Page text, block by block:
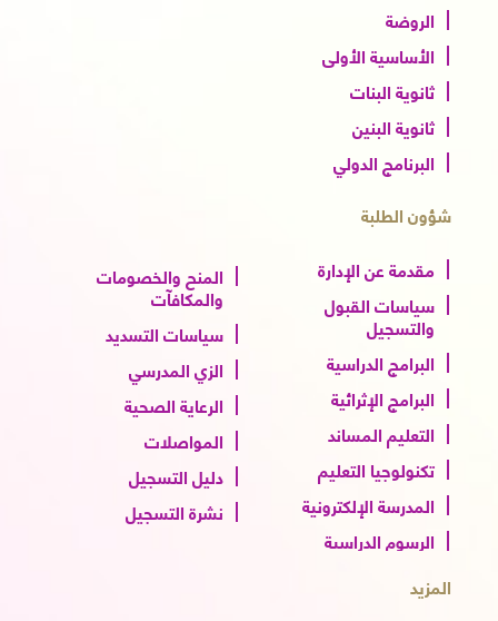
الروضة
الأساسية الأولى
ثانوية البنات
ثانوية البنين
البرنامج الدولي
شؤون الطلبة
مقدمة عن الإدارة
سياسات القبول
والتسجيل
البرامج الدراسية
البرامج الإثرائية
التعليم المساند
تكنولوجيا التعليم
المدرسة الإلكترونية
الرسوم الدراسية
المنح والخصومات
والمكافآت
سياسات التسديد
الزي المدرسي
الرعاية الصحية
المواصلات
دليل التسجيل
نشرة التسجيل
المزيد